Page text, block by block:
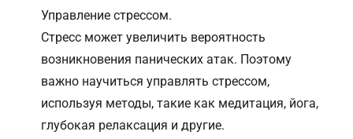
Управление стрессом.
Стресс может увеличить вероятность
возникновения панических атак. Поэтому
важно научиться управлять стрессом,
используя методы, такие как медитация, йога,
глубокая релаксация и другие.